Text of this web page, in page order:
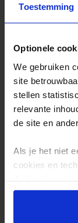
Toestemming
Optionele
We gebruiken
site
stellen
relevante
de site en
Als je het niet
cookies en
onder aan de
toekomst
Duurzaam reizen
Reis- en
Veelgestelde
Inloggen op
Reisthema's
Groepsreizen
Festivalreizen
Nieuwe reizen